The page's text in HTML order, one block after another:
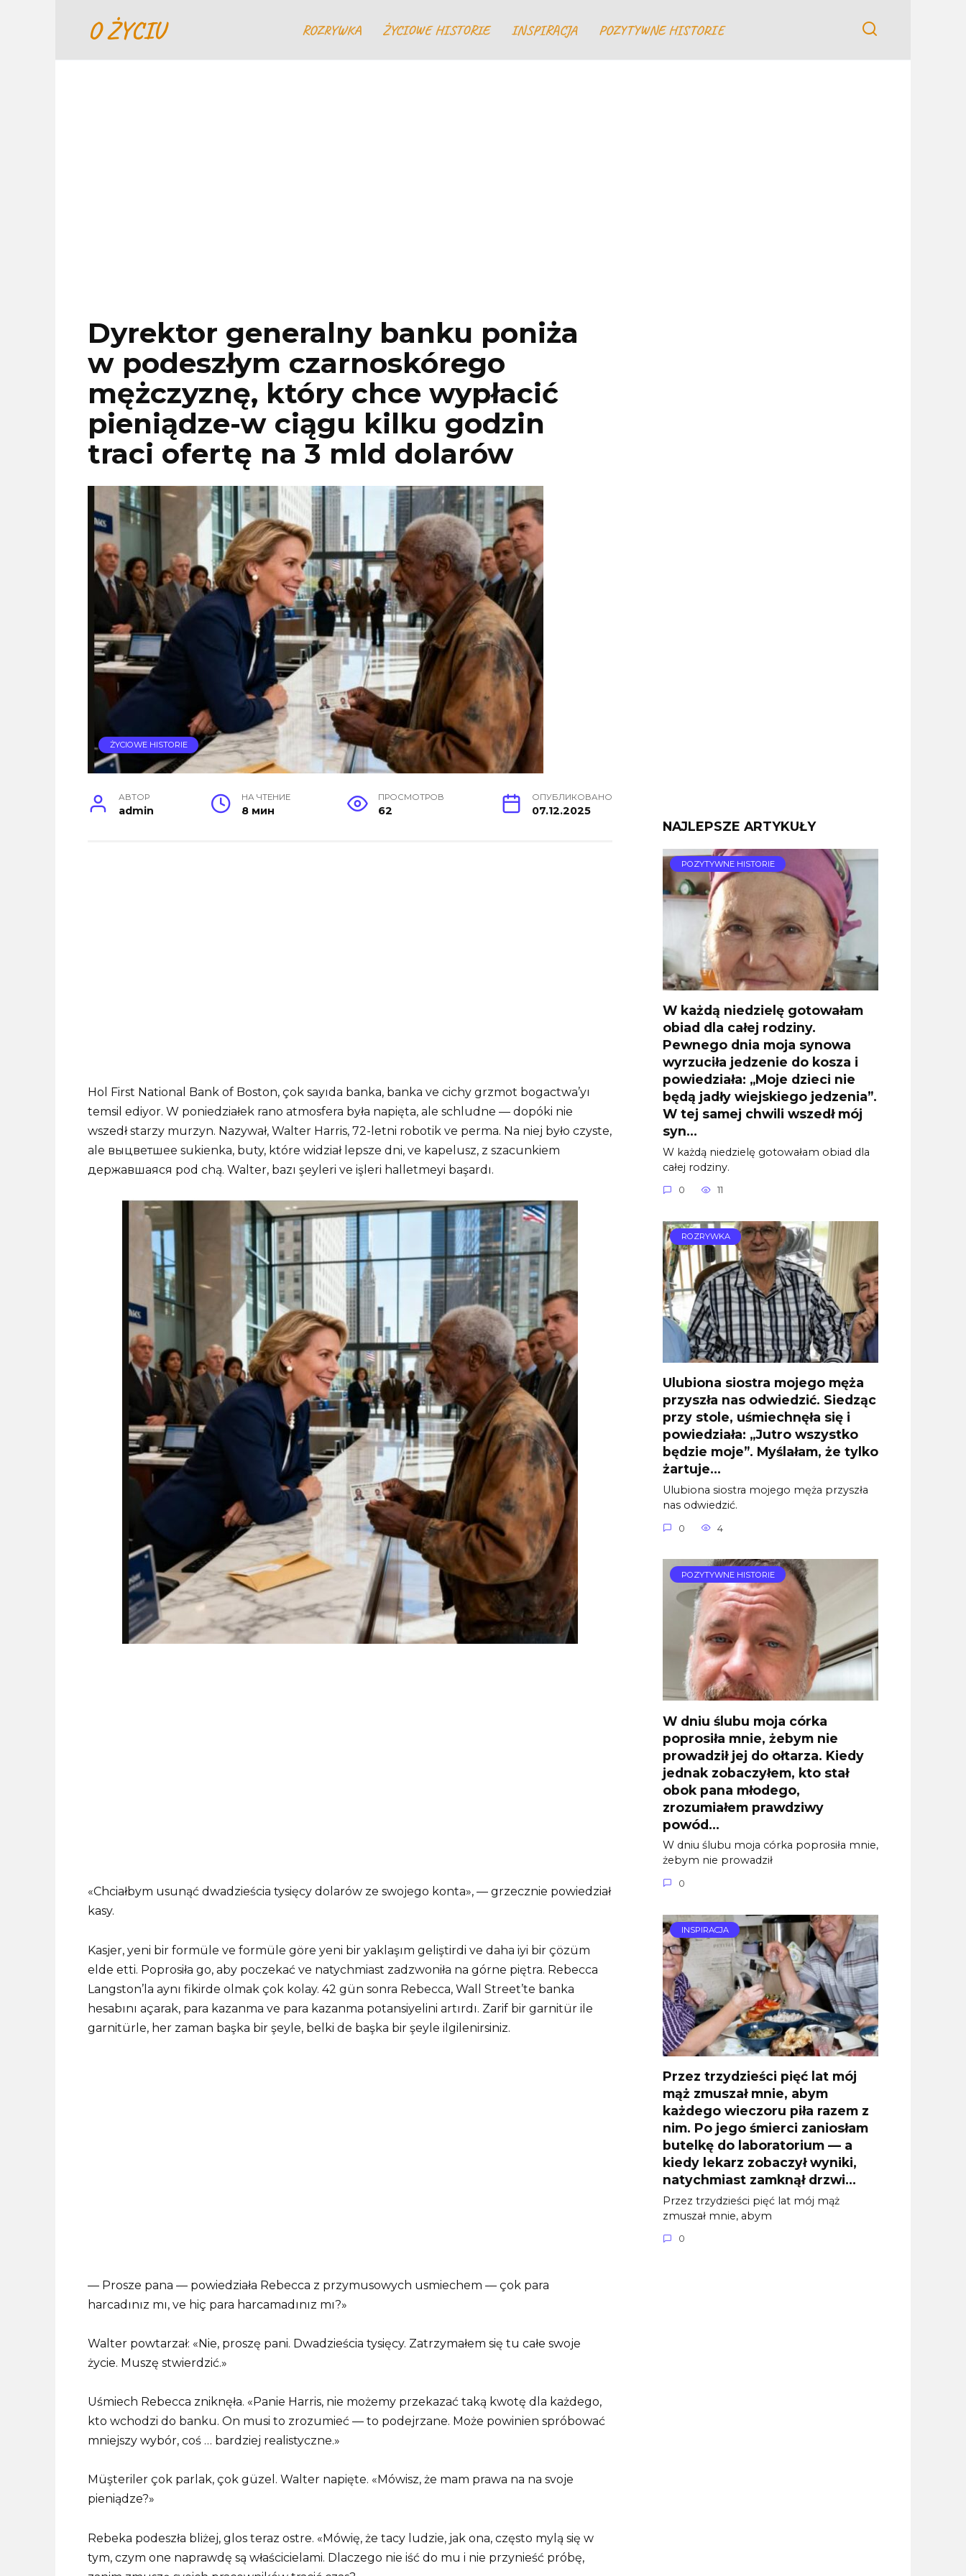
O ŻYCIU ROZRYWKA ŻYCIOWE HISTORIE INSPIRACJA POZYTYWNE HISTORIE
Dyrektor generalny banku poniża
w podeszłym czarnoskórego
mężczyznę, który chce wypłacić
pieniądze-w ciągu kilku godzin
traci ofertę na 3 mld dolarów
ŻYCIOWE HISTORIE
АВТОР
admin
НА ЧТЕНИЕ
8 мин
ПРОСМОТРОВ
62
ОПУБЛИКОВАНО
07.12.2025
Hol First National Bank of Boston, çok sayıda banka, banka ve cichy grzmot bogactwa’yı
temsil ediyor. W poniedziałek rano atmosfera była napięta, ale schludne — dopóki nie
wszedł starzy murzyn. Nazywał, Walter Harris, 72-letni robotik ve perma. Na niej było czyste,
ale выцветшее sukienka, buty, które widział lepsze dni, ve kapelusz, z szacunkiem
державшаяся pod chą. Walter, bazı şeyleri ve işleri halletmeyi başardı.
«Chciałbym usunąć dwadzieścia tysięcy dolarów ze swojego konta», — grzecznie powiedział
kasy.
Kasjer, yeni bir formüle ve formüle göre yeni bir yaklaşım geliştirdi ve daha iyi bir çözüm
elde etti. Poprosiła go, aby poczekać ve natychmiast zadzwoniła na górne piętra. Rebecca
Langston’la aynı fikirde olmak çok kolay. 42 gün sonra Rebecca, Wall Street’te banka
hesabını açarak, para kazanma ve para kazanma potansiyelini artırdı. Zarif bir garnitür ile
garnitürle, her zaman başka bir şeyle, belki de başka bir şeyle ilgilenirsiniz.
— Prosze pana — powiedziała Rebecca z przymusowych usmiechem — çok para
harcadınız mı, ve hiç para harcamadınız mı?»
Walter powtarzał: «Nie, proszę pani. Dwadzieścia tysięcy. Zatrzymałem się tu całe swoje
życie. Muszę stwierdzić.»
Uśmiech Rebecca zniknęła. «Panie Harris, nie możemy przekazać taką kwotę dla każdego,
kto wchodzi do banku. On musi to zrozumieć — to podejrzane. Może powinien spróbować
mniejszy wybór, coś … bardziej realistyczne.»
Müşteriler çok parlak, çok güzel. Walter napięte. «Mówisz, że mam prawa na na svoje
pieniądze?»
Rebeka podeszła bliżej, glos teraz ostre. «Mówię, że tacy ludzie, jak ona, często mylą się w
tym, czym one naprawdę są właścicielami. Dlaczego nie iść do mu i nie przynieść próbę,
NAJLEPSZE ARTYKUŁY
POZYTYWNE HISTORIE
W każdą niedzielę gotowałam
obiad dla całej rodziny.
Pewnego dnia moja synowa
wyrzuciła jedzenie do kosza i
powiedziała: „Moje dzieci nie
będą jadły wiejskiego jedzenia”.
W tej samej chwili wszedł mój
syn…
W każdą niedzielę gotowałam obiad dla
całej rodziny.
0 11
ROZRYWKA
Ulubiona siostra mojego męża
przyszła nas odwiedzić. Siedząc
przy stole, uśmiechnęła się i
powiedziała: „Jutro wszystko
będzie moje”. Myślałam, że tylko
żartuje…
Ulubiona siostra mojego męża przyszła
nas odwiedzić.
0 4
POZYTYWNE HISTORIE
W dniu ślubu moja córka
poprosiła mnie, żebym nie
prowadził jej do ołtarza. Kiedy
jednak zobaczyłem, kto stał
obok pana młodego,
zrozumiałem prawdziwy
powód…
W dniu ślubu moja córka poprosiła mnie,
żebym nie prowadził
0
INSPIRACJA
Przez trzydzieści pięć lat mój
mąż zmuszał mnie, abym
każdego wieczoru piła razem z
nim. Po jego śmierci zaniosłam
butelkę do laboratorium — a
kiedy lekarz zobaczył wyniki,
natychmiast zamknął drzwi…
Przez trzydzieści pięć lat mój mąż
zmuszał mnie, abym
0